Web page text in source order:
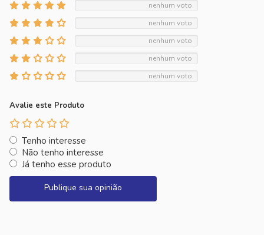
nenhum voto
nenhum voto
nenhum voto
nenhum voto
nenhum voto
Avalie este Produto
Tenho interesse
Não tenho interesse
Já tenho esse produto
Publique sua opinião